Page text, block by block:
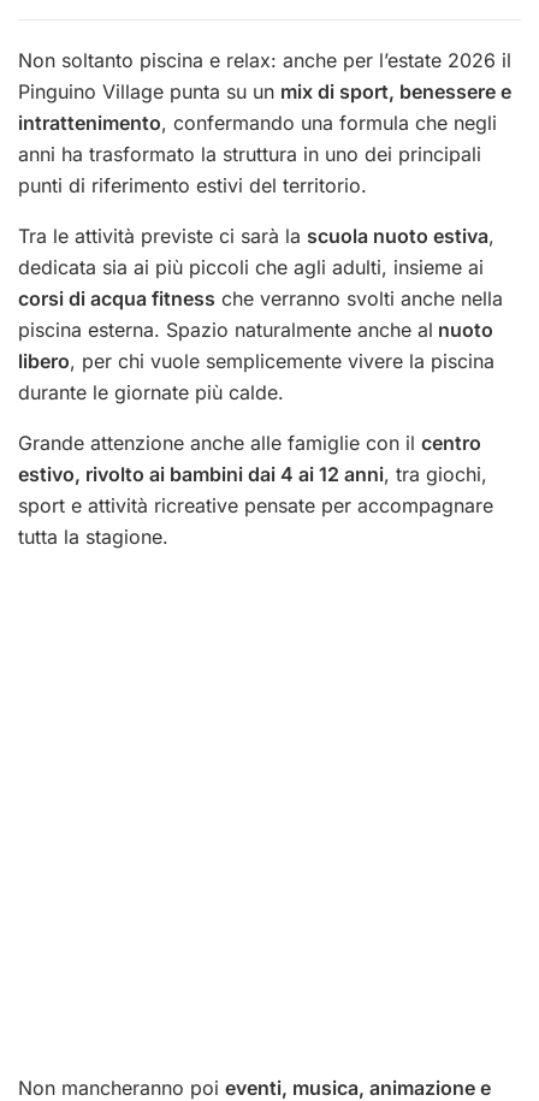
Non soltanto piscina e relax: anche per l’estate 2026 il
Pinguino Village punta su un mix di sport, benessere e
intrattenimento, confermando una formula che negli
anni ha trasformato la struttura in uno dei principali
punti di riferimento estivi del territorio.
Tra le attività previste ci sarà la scuola nuoto estiva,
dedicata sia ai più piccoli che agli adulti, insieme ai
corsi di acqua fitness che verranno svolti anche nella
piscina esterna. Spazio naturalmente anche al nuoto
libero, per chi vuole semplicemente vivere la piscina
durante le giornate più calde.
Grande attenzione anche alle famiglie con il centro
estivo, rivolto ai bambini dai 4 ai 12 anni, tra giochi,
sport e attività ricreative pensate per accompagnare
tutta la stagione.
Non mancheranno poi eventi, musica, animazione e